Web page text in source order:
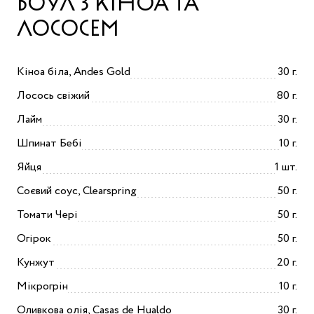
ЛОСОСЕМ
Кіноа біла, Andes Gold
30 г.
Лосось свіжий
80 г.
Лайм
30 г.
Шпинат Бебі
10 г.
Яйця
1 шт.
Соєвий соус, Сlearspring
50 г.
Томати Чері
50 г.
Огірок
50 г.
Кунжут
20 г.
Мікрогрін
10 г.
Оливкова олія, Casas de Hualdo
30 г.